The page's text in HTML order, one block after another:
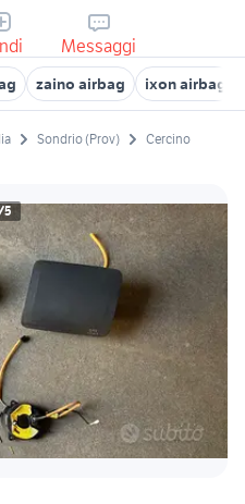
Messaggi
zaino airbag ixon airbag
Sondrio (Prov) Cercino
5